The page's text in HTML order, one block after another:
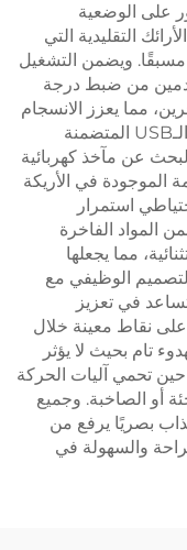
على الوضعية
التقليدية التي
ويضمن التشغيل
من ضبط درجة
مما يعزز الانسجام
في المساحات المشتركة. كما تُلبّي منافذ الـUSB المتضمنة
عن مآخذ كهربائية
الموجودة في الأريكة
استمرار
المواد الفاخرة
مما يجعلها
الوظيفي مع
في تعزيز
نقاط معينة خلال
تام بحيث لا يؤثر
حين تحمي آليات الحركة
أو الصاخبة. وجميع
بصريًا يرفع من
والسهولة في